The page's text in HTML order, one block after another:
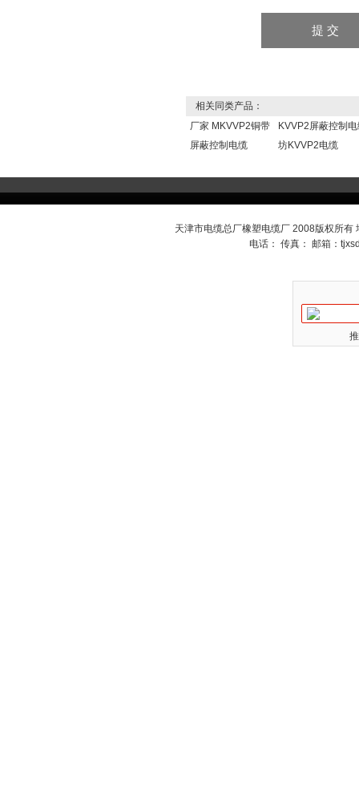
相关同类产品：
厂家 MKVVP2铜带
屏蔽控制电缆
KVVP2屏蔽控制
坊KVVP2电缆
天津市电缆总厂橡塑电缆厂 2008版权所有
电话： 传真： 邮箱：